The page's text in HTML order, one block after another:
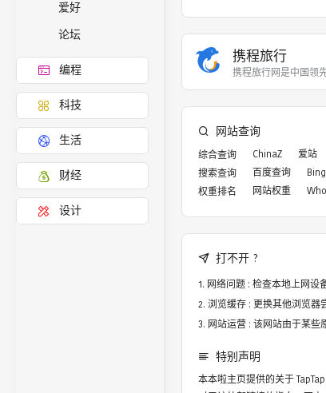
爱好
论坛
编程
科技
生活
财经
设计
携程旅行
携程旅行网是中国领
网站查询
综合查询 ChinaZ 爱站
搜索查询
百度查询
权重排名
网站权重
打不开 ?
网络问题 : 检查本地上网设
浏览缓存 : 更换其他浏览器
网站运营 : 该网站由于某些
特别声明
本本啦主页提供的关于TapTap